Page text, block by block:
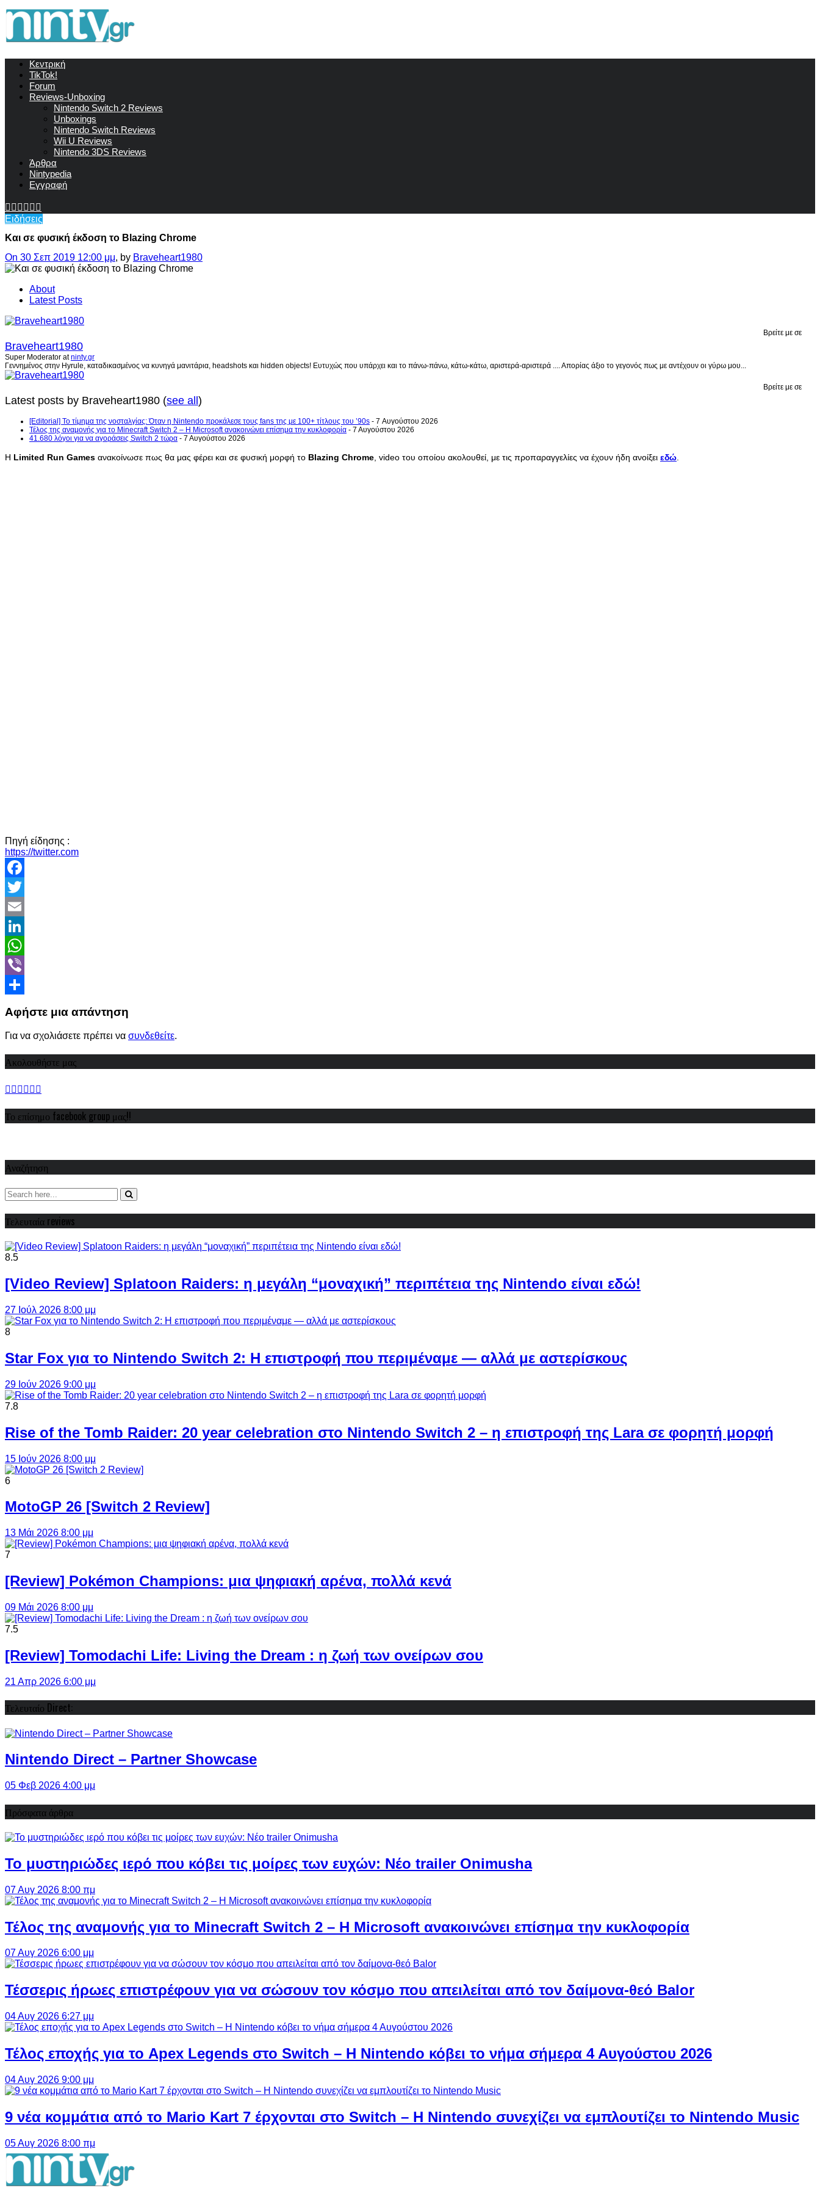
Κεντρική
TikTok!
Forum
Reviews-Unboxing
Nintendo Switch 2 Reviews
Unboxings
Nintendo Switch Reviews
Wii U Reviews
Nintendo 3DS Reviews
Άρθρα
Nintypedia
Εγγραφή
Ειδήσεις
Και σε φυσική έκδοση το Blazing Chrome
On 30 Σεπ 2019 12:00 μμ, by Braveheart1980
About
Latest Posts
Βρείτε με σε
Braveheart1980
Super Moderator atninty.gr
Γεννημένος στην Hyrule, καταδικασμένος να κυνηγά μανιτάρια, headshots και hidden objects! Ευτυχώς που υπάρχει και το πάνω-πάνω, κάτω-κάτω, αριστερά-αριστερά .... Απορίας άξιο το γεγονός πως με αντέχουν οι γύρω μου...
Βρείτε με σε
Latest posts by Braveheart1980 (see all)
[Editorial] Το τίμημα της νοσταλγίας: Όταν η Nintendo προκάλεσε τους fans της με 100+ τίτλους του ’90s - 7 Αυγούστου 2026
Τέλος της αναμονής για το Minecraft Switch 2 – Η Microsoft ανακοινώνει επίσημα την κυκλοφορία - 7 Αυγούστου 2026
41.680 λόγοι για να αγοράσεις Switch 2 τώρα - 7 Αυγούστου 2026
Η Limited Run Games ανακοίνωσε πως θα μας φέρει και σε φυσική μορφή το Blazing Chrome , video του οποίου ακολουθεί, με τις προπαραγγελίες να έχουν ήδη ανοίξει εδώ
Πηγή είδησης :
https://twitter.com
Facebook
Twitter
Email
LinkedIn
WhatsApp
Viber
Αφήστε μια απάντηση
Για να σχολιάσετε πρέπει να συνδεθείτε.
Ακολουθήστε μας
Το επίσημο facebook group μας!!
Αναζήτηση
Τελευταία reviews
8.5
[Video Review] Splatoon Raiders: η μεγάλη “μοναχική” περιπέτεια της Nintendo είναι εδώ!
27 Ιούλ 2026 8:00 μμ
8
Star Fox για το Nintendo Switch 2: Η επιστροφή που περιμέναμε — αλλά με αστερίσκους
29 Ιούν 2026 9:00 μμ
7.8
Rise of the Tomb Raider: 20 year celebration στο Nintendo Switch 2 – η επιστροφή της Lara σε φορητή μορφή
15 Ιούν 2026 8:00 μμ
6
MotoGP 26 [Switch 2 Review]
13 Μάι 2026 8:00 μμ
7
[Review] Pokémon Champions: μια ψηφιακή αρένα, πολλά κενά
09 Μάι 2026 8:00 μμ
7.5
[Review] Tomodachi Life: Living the Dream : η ζωή των ονείρων σου
21 Απρ 2026 6:00 μμ
Τελευταίο Direct:
Nintendo Direct – Partner Showcase
05 Φεβ 2026 4:00 μμ
Πρόσφατα άρθρα
Το μυστηριώδες ιερό που κόβει τις μοίρες των ευχών: Νέο trailer Onimusha
07 Αυγ 2026 8:00 πμ
Τέλος της αναμονής για το Minecraft Switch 2 – Η Microsoft ανακοινώνει επίσημα την κυκλοφορία
07 Αυγ 2026 6:00 μμ
Τέσσερις ήρωες επιστρέφουν για να σώσουν τον κόσμο που απειλείται από τον δαίμονα-θεό Balor
04 Αυγ 2026 6:27 μμ
Τέλος εποχής για το Apex Legends στο Switch – Η Nintendo κόβει το νήμα σήμερα 4 Αυγούστου 2026
04 Αυγ 2026 9:00 μμ
9 νέα κομμάτια από το Mario Kart 7 έρχονται στο Switch – Η Nintendo συνεχίζει να εμπλουτίζει το Nintendo Music
05 Αυγ 2026 8:00 πμ